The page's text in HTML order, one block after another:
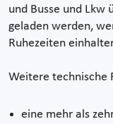
und Busse und Lkw
geladen werden,
Ruhezeiten
Weitere technische
eine mehr als